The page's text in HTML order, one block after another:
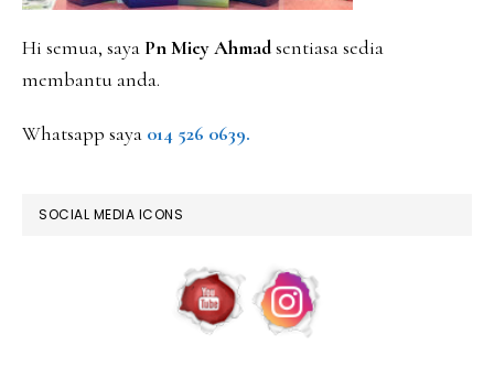
Hi semua, saya Pn Miey Ahmadsentiasa sedia
membantu anda.
Whatsapp saya 014 526 0639.
SOCIAL MEDIA ICONS